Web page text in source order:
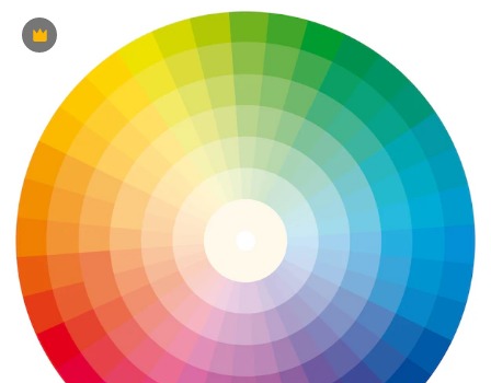
Premium